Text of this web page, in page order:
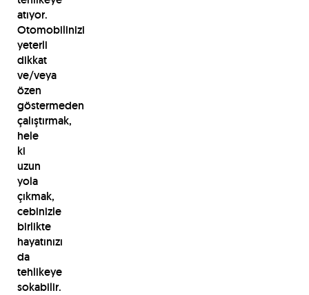
atıyor.
Otomobilinizi
yeterli
dikkat
ve/veya
özen
göstermeden
çalıştırmak,
hele
ki
uzun
yola
çıkmak,
cebinizle
birlikte
hayatınızı
da
tehlikeye
sokabilir.